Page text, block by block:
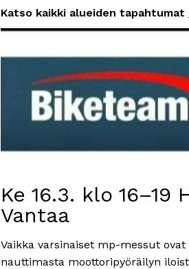
Katso kaikki alueiden tapahtumat
Ke 16.3. klo
Vantaa
Vaikka varsinaiset mp-messut
nauttimasta moottoripyöräilyn